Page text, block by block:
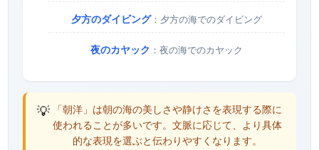
夕方のダイビング：夕方の海でのダイビング
夜のカヤック ：夜の海でのカヤック
💡 「朝洋」は朝の海の美しさや静けさを表現する際に
使われることが多いです。文脈に応じて、より具体
的な表現を選ぶと伝わりやすくなります。